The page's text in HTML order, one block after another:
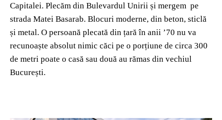
Capitalei. Plecăm din Bulevardul Unirii și mergem pe
strada Matei Basarab. Blocuri moderne, din beton, sticlă
și metal. O persoană plecată din țară în anii ’70 nu va
recunoaște absolut nimic căci pe o porțiune de circa 300
de metri poate o casă sau două au rămas din vechiul
București.